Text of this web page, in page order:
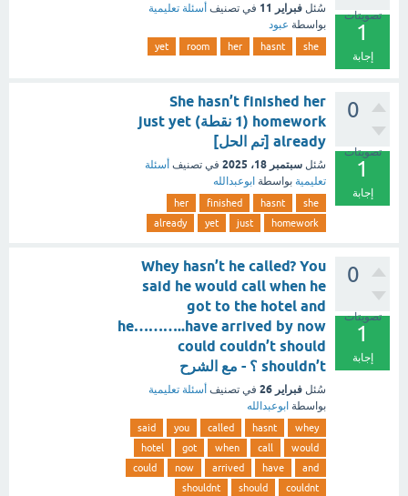
تصويتات
1
إجابة
سُئل فبراير 11 في تصنيف أسئلة تعليمية
بواسطة عبود
she
hasnt
her
room
yet
0
تصويتات
1
إجابة
She hasn’t finished her
homework (1 نقطة) just yet
already [تم الحل]
سُئل سبتمبر 18، 2025 في تصنيف أسئلة
تعليمية بواسطة ابوعبدالله
she
hasnt
finished
her
homework
just
yet
already
0
تصويتات
1
إجابة
Whey hasn’t he called? You
said he would call when he
got to the hotel and
he………..have arrived by now
could couldn’t should
shouldn’t ؟ - مع الشرح
سُئل فبراير 26 في تصنيف أسئلة تعليمية
بواسطة ابوعبدالله
whey
hasnt
called
you
said
would
call
when
got
hotel
and
have
arrived
now
could
couldnt
should
shouldnt